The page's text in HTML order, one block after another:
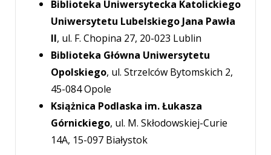
Biblioteka Uniwersytecka Katolickiego
Uniwersytetu Lubelskiego Jana Pawła
II, ul. F. Chopina 27, 20-023 Lublin
Biblioteka Główna Uniwersytetu
Opolskiego, ul. Strzelców Bytomskich 2,
45-084 Opole
Książnica Podlaska im. Łukasza
Górnickiego, ul. M. Skłodowskiej-Curie
14A, 15-097 Białystok